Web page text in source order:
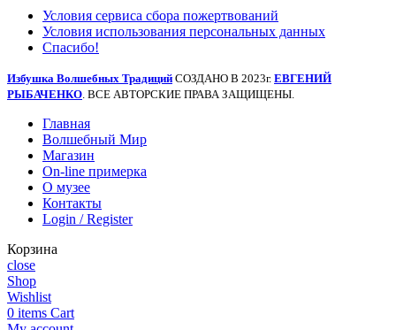
Условия сервиса сбора пожертвований
Условия использования персональных данных
Спасибо!
Избушка Волшебных Традиций СОЗДАНО В 2023г. ЕВГЕНИЙ
РЫБАЧЕНКО. ВСЕ АВТОРСКИЕ ПРАВА ЗАЩИЩЕНЫ.
Главная
Волшебный Мир
Магазин
On-line примерка
О музее
Контакты
Login / Register
Корзина
close
Shop
Wishlist
0 items Cart